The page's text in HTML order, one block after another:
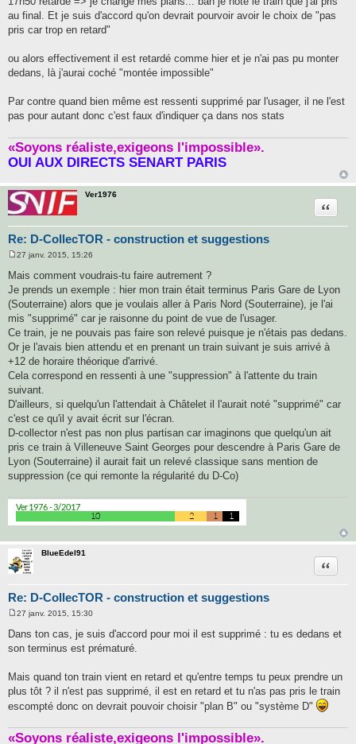
au final. Et je suis d'accord qu'on devrait pourvoir avoir le choix de "pas
pris car trop en retard"
ou alors effectivement il est retardé comme hier et je n'ai pas pu monter
dedans, là j'aurai coché "montée impossible"
Par contre quand bien même est ressenti supprimé par l'usager, il ne l'est
pas pour autant donc c'est faux d'indiquer ça dans nos stats
«Soyons réaliste,exigeons l'impossible».
OUI AUX DIRECTS SENART PARIS
Ver1976
Re: D-CollecTOR - construction et suggestions
s
s
a
g
e
27 janv. 2015, 15:26
Mais comment voudrais-tu faire autrement ?
Je prends un exemple : hier mon train était terminus Paris Gare de Lyon
(Souterraine) alors que je voulais aller à Paris Nord (Souterraine), je l'ai
mis "supprimé" car je raisonne du point de vue de l'usager.
Ce train, je ne pouvais pas faire son relevé puisque je n'étais pas dedans.
Or je l'avais bien attendu et en prenant un train suivant je suis arrivé à
+12 de horaire théorique d'arrivé.
Cela correspond en ressenti à une "suppression" à l'attente du train
suivant.
D'ailleurs, si quelqu'un l'attendait à Châtelet il l'aurait noté "supprimé" car
c'est ce qu'il y avait écrit sur l'écran.
D-collector n'est pas non plus partisan car imaginons que quelqu'un ait
pris ce train à Villeneuve Saint Georges pour descendre à Paris Gare de
Lyon (Souterraine) il aurait fait un relevé classique sans mention de
suppression (ce qui remonte la régularité du D-Co)
BlueEdel91
Re: D-CollecTOR - construction et suggestions
s
s
e
27 janv. 2015, 15:30
Dans ton cas, je suis d'accord pour moi il est supprimé : tu es dedans et
son terminus est prématuré.
Mais quand ton train vient en retard et qu'entre temps tu peux prendre un
plus tôt ? il n'est pas supprimé, il est en retard et tu n'as pas pris le train
escompté donc on devrait pouvoir choisir "plan B" ou "système D"
«Soyons réaliste,exigeons l'impossible».